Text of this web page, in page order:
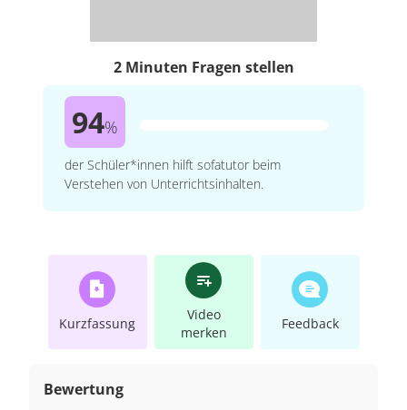
2 Minuten Fragen stellen
94%
der Schüler*innen hilft sofatutor beim
Verstehen von Unterrichtsinhalten.
Kurzfassung
Video
merken
Feedback
Bewertung